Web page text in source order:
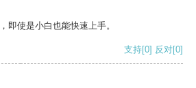
即使是小白也能快速上手。
支持[0] 反对[0]